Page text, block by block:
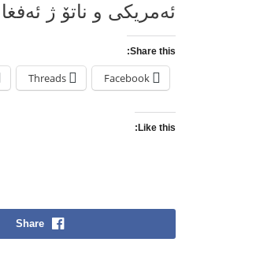
ئه‌مریكی و ناتۆ ژ
Share this:
Facebook
Threads
Like this:
Share